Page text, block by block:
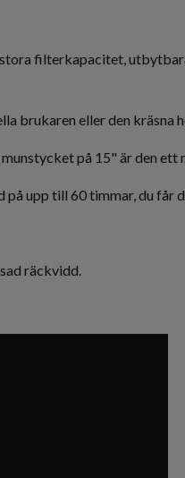
filterkapacitet,
brukaren eller den kräsna
på 15" är den
upp till 60 timmar, du får
räckvidd.